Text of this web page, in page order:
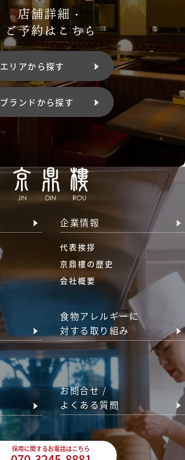
店舗詳細・
ご予約はこちら
エリアから探す
ブランドから探す
企業情報
代表挨拶
京鼎樓の歴史
会社概要
食物アレルギーに
対する取り組み
お問合せ /
よくある質問
採用に関するお電話はこちら